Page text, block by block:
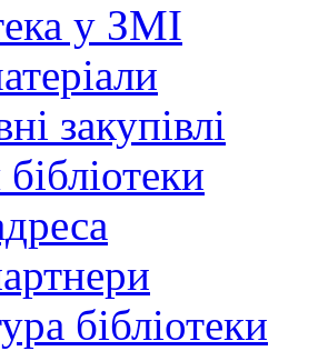
у ЗМІ
закупівлі
бібліотеки
бібліотеки